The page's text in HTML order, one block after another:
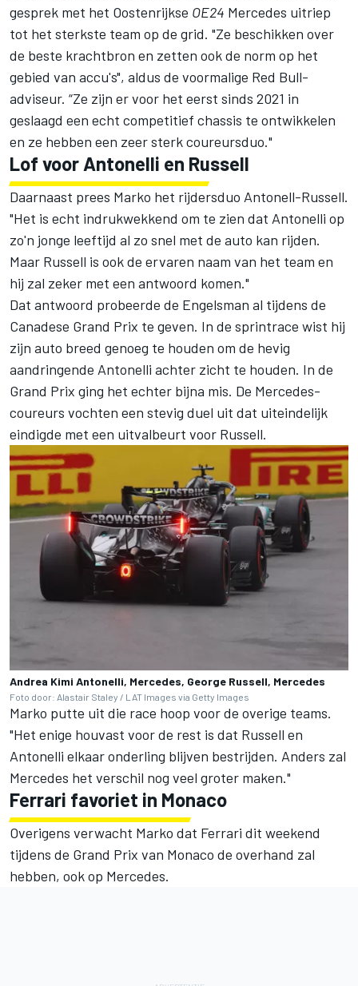
gesprek met het Oostenrijkse OE24 Mercedes uitriep
tot het sterkste team op de grid. "Ze beschikken over
de beste krachtbron en zetten ook de norm op het
gebied van accu's", aldus de voormalige Red Bull-
adviseur. “Ze zijn er voor het eerst sinds 2021 in
geslaagd een echt competitief chassis te ontwikkelen
en ze hebben een zeer sterk coureursduo."
Lof voor Antonelli en Russell
Daarnaast prees Marko het rijdersduo Antonell-Russell.
"Het is echt indrukwekkend om te zien dat Antonelli op
zo'n jonge leeftijd al zo snel met de auto kan rijden.
Maar Russell is ook de ervaren naam van het team en
hij zal zeker met een antwoord komen."
Dat antwoord probeerde de Engelsman al tijdens de
Canadese Grand Prix te geven. In de sprintrace wist hij
zijn auto breed genoeg te houden om de hevig
aandringende Antonelli achter zicht te houden. In de
Grand Prix ging het echter bijna mis. De Mercedes-
coureurs vochten een stevig duel uit dat uiteindelijk
eindigde met een uitvalbeurt voor Russell.
Andrea Kimi Antonelli, Mercedes, George Russell, Mercedes
Foto door: Alastair Staley / LAT Images via Getty Images
Marko putte uit die race hoop voor de overige teams.
"Het enige houvast voor de rest is dat Russell en
Antonelli elkaar onderling blijven bestrijden. Anders zal
Mercedes het verschil nog veel groter maken."
Ferrari favoriet in Monaco
Overigens verwacht Marko dat Ferrari dit weekend
tijdens de Grand Prix van Monaco de overhand zal
hebben, ook op Mercedes.